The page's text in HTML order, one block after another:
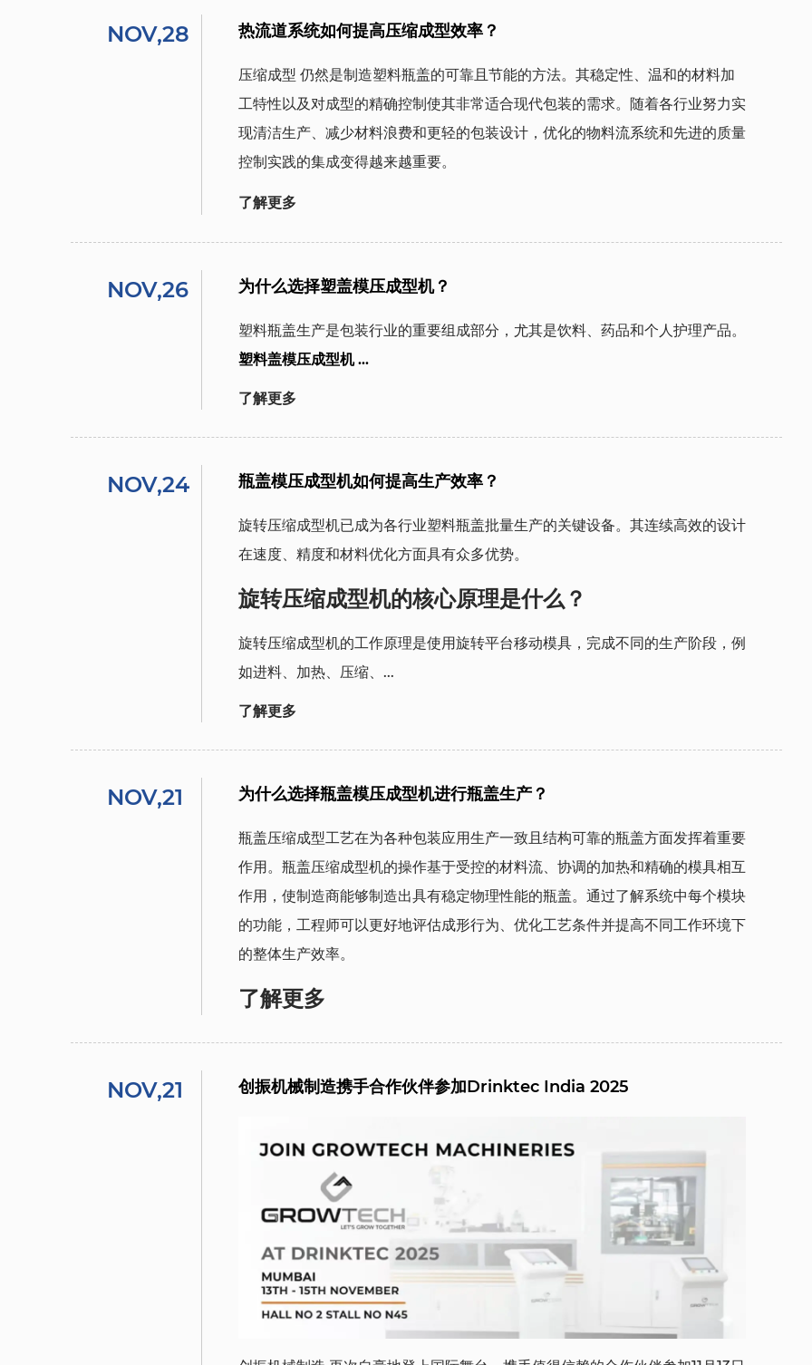
NOV,28 热流道系统如何提高压缩成型效率？
压缩成型仍然是制造塑料瓶盖的可靠且节能的方法。其稳定性、温和的材料加
工特性以及对成型的精确控制使其非常适合现代包装的需求。随着各行业努力实
现清洁生产、减少材料浪费和更轻的包装设计，优化的物料流系统和先进的质量
控制实践的集成变得越来越重要。
了解更多
NOV,26 为什么选择塑盖模压成型机？
塑料瓶盖生产是包装行业的重要组成部分，尤其是饮料、药品和个人护理产品。
塑料盖模压成型机 ...
了解更多
NOV,24 瓶盖模压成型机如何提高生产效率？
旋转压缩成型机已成为各行业塑料瓶盖批量生产的关键设备。其连续高效的设计
在速度、精度和材料优化方面具有众多优势。
旋转压缩成型机的核心原理是什么？
旋转压缩成型机的工作原理是使用旋转平台移动模具，完成不同的生产阶段，例
如进料、加热、压缩、...
了解更多
NOV,21 为什么选择瓶盖模压成型机进行瓶盖生产？
瓶盖压缩成型工艺在为各种包装应用生产一致且结构可靠的瓶盖方面发挥着重要
作用。瓶盖压缩成型机的操作基于受控的材料流、协调的加热和精确的模具相互
作用，使制造商能够制造出具有稳定物理性能的瓶盖。通过了解系统中每个模块
的功能，工程师可以更好地评估成形行为、优化工艺条件并提高不同工作环境下
的整体生产效率。
了解更多
NOV,21 创振机械制造携手合作伙伴参加Drinktec India 2025